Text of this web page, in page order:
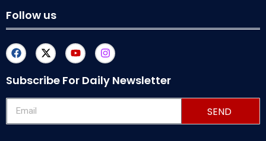
Follow us
Subscribe For Daily Newsletter
SEND